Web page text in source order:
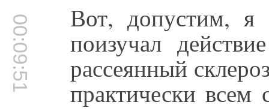
00:09:51 Вот, допустим, я
поизучал
рассеянный
практически